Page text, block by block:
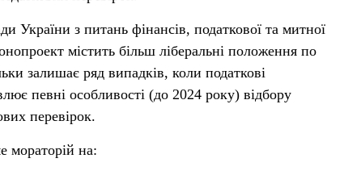
України з питань фінансів, податкової та митної
містить більш ліберальні положення по
залишає ряд випадків, коли податкові
певні особливості (до 2024 року) відбору
перевірок.
мораторій на: